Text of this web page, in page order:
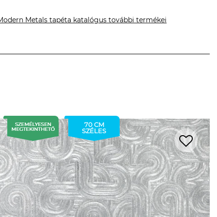
Metals tapéta katalógus további termékei
70 CM
SZÉLES